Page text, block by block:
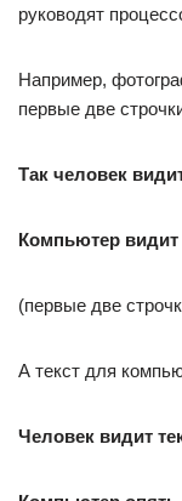
руководят
Например,
первые две
Так человек
Компьютер видит
(первые две
А текст для
Человек видит